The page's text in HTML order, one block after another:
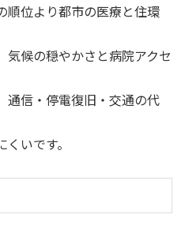
順位より都市の医療と住環
候の穏やかさと病院アクセ
通信・停電復旧・交通の代
いです。